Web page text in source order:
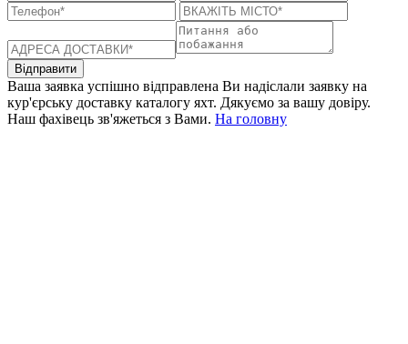
Відправити
Ваша заявка успішно відправлена Ви надіслали заявку на
кур'єрську доставку каталогу яхт. Дякуємо за вашу довіру.
Наш фахівець зв'яжеться з Вами. На головну